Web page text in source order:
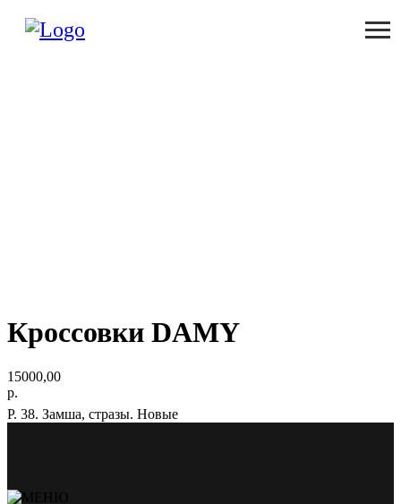
Кроссовки DAMY
15000,00
р.
Р. 38. Замша, стразы. Новые